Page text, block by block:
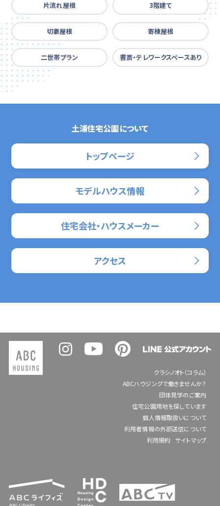
片流れ屋根 3階建て
切妻屋根 寄棟屋根
二世帯プラン 書斎・テレワークスペースあり
土浦住宅公園について
トップページ
モデルハウス情報
住宅会社・ハウスメーカー
アクセス
クラシノオト（コラム）
ABCハウジングで働きませんか？
団体見学のご案内
住宅公園用地を探しています
個人情報取扱いについて
利用者情報の外部送信について
利用規約
サイトマップ